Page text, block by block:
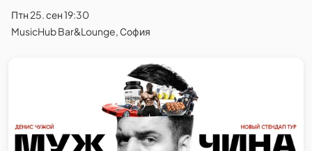
Птн 25. сен 19:30
MusicHub Bar&Lounge, София